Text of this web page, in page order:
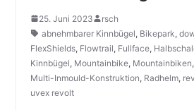
25. Juni 2023
rsch
abnehmbarer Kinnbügel, Bikepark,
FlexShields, Flowtrail, Fullface,
Kinnbügel, Mountainbike, Mountainbiken,
Multi-Inmould-Konstruktion, Radhelm,
uvex revolt